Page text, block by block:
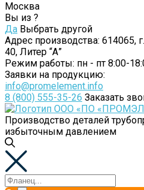
Москва
Вы из ?
Да Выбрать другой
Адрес производства: 614065,
40, Литер “А”
Режим работы: пн - пт 8:00-
Заявки на продукцию:
info@promelement.info
8 (800) 555-35-26 Заказать
Производство деталей
избыточным давлением